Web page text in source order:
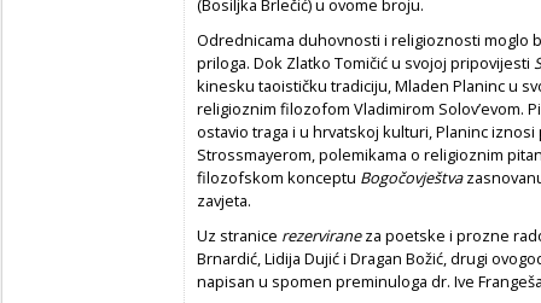
Odrednicama duhovnosti i religioznosti moglo
priloga. Dok Zlatko Tomičić u svojoj pripovijesti
kinesku taoističku tradiciju, Mladen Planinc u
religioznim filozofom Vladimirom Solov’evom.
ostavio traga i u hrvatskoj kulturi, Planinc
Strossmayerom, polemikama o religioznim
filozofskom konceptu Bogočovještva
zavjeta.
Uz stranice rezerviraneza poetske i prozne
Brnardić, Lidija Dujić i Dragan Božić, drugi
napisan u spomen preminuloga dr. Ive